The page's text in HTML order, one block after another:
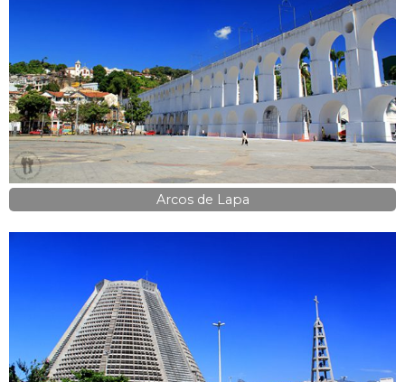
Arcos de Lapa